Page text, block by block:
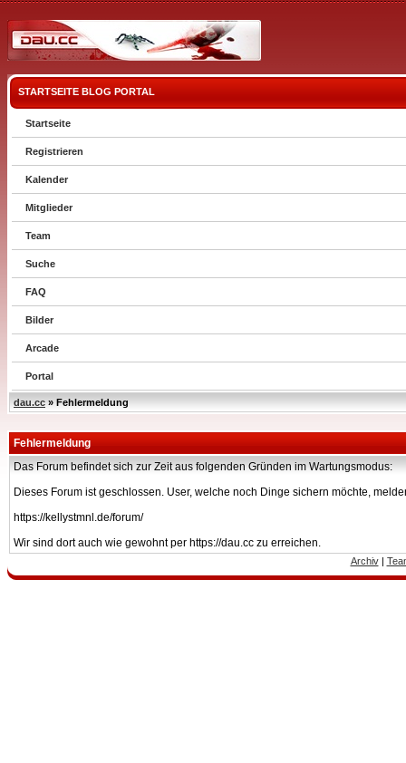
STARTSEITE BLOG PORTAL
Startseite
Registrieren
Kalender
Mitglieder
Team
Suche
FAQ
Bilder
Arcade
Portal
dau.cc » Fehlermeldung
Fehlermeldung
Das Forum befindet sich zur Zeit aus folgenden Gründen im Wartungsmodus:
Dieses Forum ist geschlossen. User, welche noch Dinge sichern möchte,
https://kellystmnl.de/forum/
Wir sind dort auch wie gewohnt per https://dau.cc zu erreichen.
Archiv|